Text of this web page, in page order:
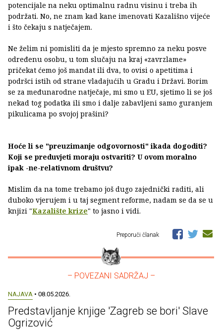
potencijale na neku optimalnu radnu visinu i treba ih
podržati. No, ne znam kad kane imenovati Kazališno vijeće
i što čekaju s natječajem.
Ne želim ni pomisliti da je mjesto spremno za neku posve
određenu osobu, u tom slučaju na kraj «zavrzlame»
pričekat ćemo još mandat ili dva, to ovisi o apetitima i
podršci istih od strane vladajućih u Gradu i Državi. Borim
se za međunarodne natječaje, mi smo u EU, sjetimo li se još
nekad tog podatka ili smo i dalje zabavljeni samo guranjem
pikulicama po svojoj prašini?
Hoće li se "preuzimanje odgovornosti" ikada dogoditi?
Koji se preduvjeti moraju ostvariti? U ovom moralno
ipak -ne-relativnom društvu?
Mislim da na tome trebamo još dugo zajednički raditi, ali
duboko vjerujem i u taj segment reforme, nadam se da se u
knjizi "Kazalište krize" to jasno i vidi.
Preporuči članak
– POVEZANI SADRŽAJ –
NAJAVA • 08.05.2026.
Predstavljanje knjige 'Zagreb se bori' Slave
Ogrizović